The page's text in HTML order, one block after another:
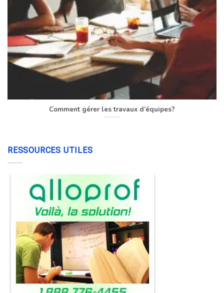
Comment gérer les travaux d’équipes?
RESSOURCES UTILES